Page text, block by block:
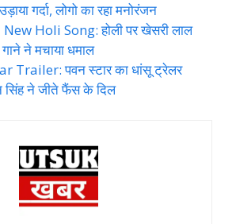
गर्दा, लोगो का रहा मनोरंजन
Holi Song: होली पर खेसरी लाल
ने मचाया धमाल
Trailer: पवन स्टार का धांसू ट्रेलर
सिंह ने जीते फैंस के दिल